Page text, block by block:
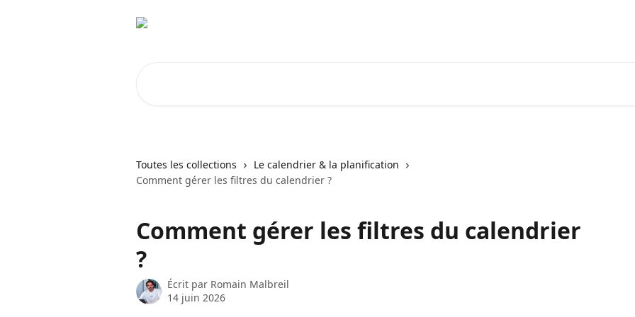
Toutes les collections
Le calendrier & la planification
Comment gérer les filtres du calendrier ?
Comment gérer les filtres du calendrier
?
Écrit par Romain Malbreil
14 juin 2026